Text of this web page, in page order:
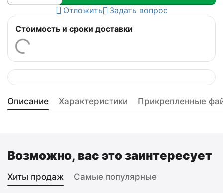
Отложить
Задать вопрос
Стоимость и сроки доставки
Описание Характеристики Прикрепленные
Возможно, вас это заинтересует
Хиты продаж Самые популярные